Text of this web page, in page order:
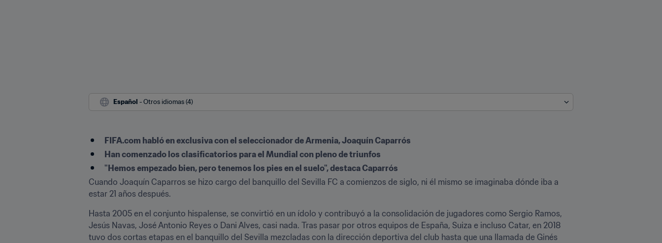
Español - Otros idiomas (4)
FIFA.com habló en exclusiva con el seleccionador de Armenia, Joaquín Caparrós
Han comenzado los clasificatorios para el Mundial con pleno de triunfos
"Hemos empezado bien, pero tenemos los pies en el suelo", destaca Caparrós
Cuando Joaquín Caparros se hizo cargo del banquillo del Sevilla FC a comienzos de siglo, ni él mismo se imaginaba dónde iba a
estar 21 años después.
Hasta 2005 en el conjunto hispalense, se convirtió en un ídolo y contribuyó a la consolidación de jugadores como Sergio Ramos,
Jesús Navas, José Antonio Reyes o Dani Alves, casi nada. Tras pasar por otros equipos de España, Suiza e incluso Catar, en 2018
tuvo dos cortas etapas en el banquillo del Sevilla mezcladas con la dirección deportiva del club hasta que una llamada de Ginés